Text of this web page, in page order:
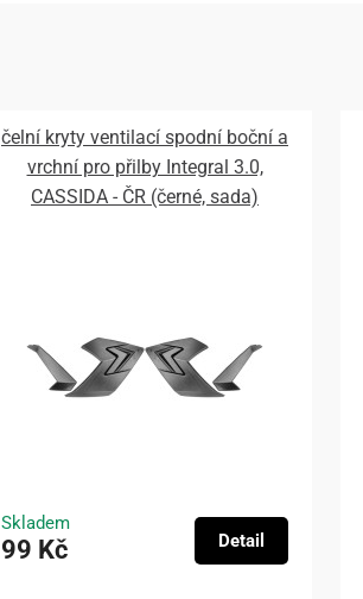
čelní kryty ventilací spodní boční a
vrchní pro přilby Integral 3.0,
CASSIDA - ČR (černé, sada)
Skladem
99 Kč Detail